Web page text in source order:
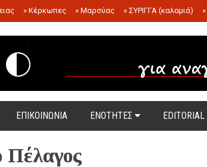
» Κέρκωπες » Μαρσύας » ΣΥΡΙΓΓΑ (καλαμιά) »
.
ΕΠΙΚΟΙΝΩΝΙΑ ΕΝΟΤΗΤΕΣ EDITORIAL
Πέλαγος